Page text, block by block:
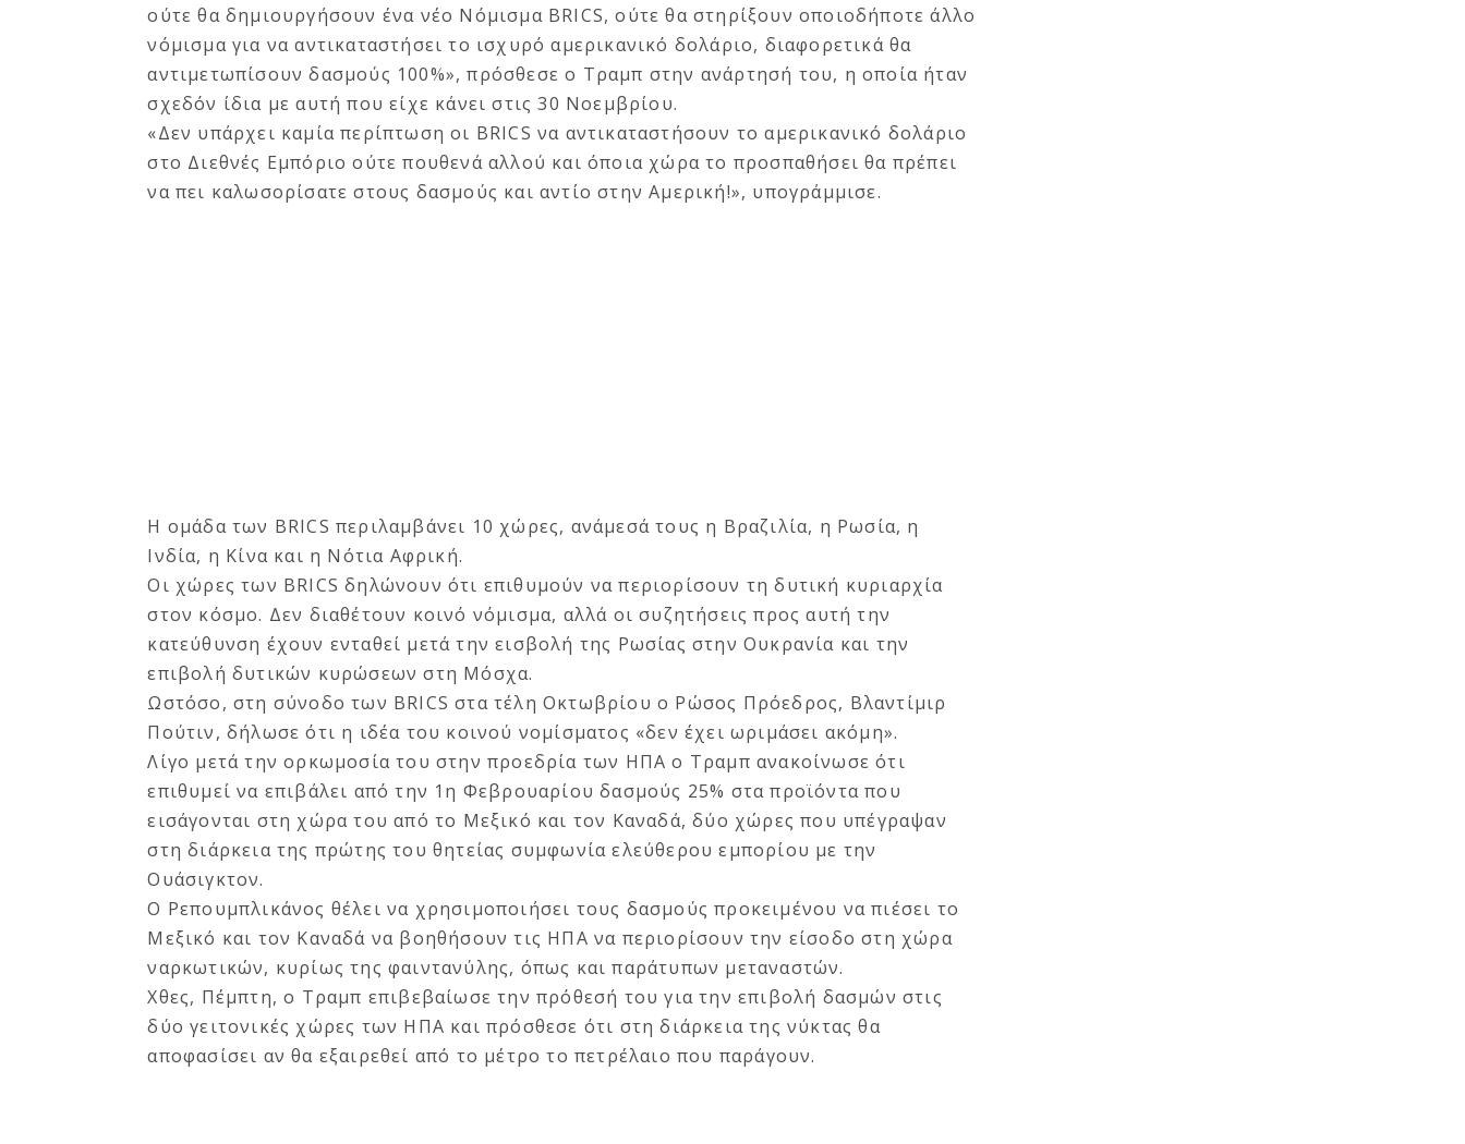
ούτε θα δημιουργήσουν ένα νέο Νόμισμα BRICS, ούτε θα στηρίξουν οποιοδήποτε άλλο
νόμισμα για να αντικαταστήσει το ισχυρό αμερικανικό δολάριο, διαφορετικά θα
αντιμετωπίσουν δασμούς 100%», πρόσθεσε ο Τραμπ στην ανάρτησή του, η οποία ήταν
σχεδόν ίδια με αυτή που είχε κάνει στις 30 Νοεμβρίου.
«Δεν υπάρχει καμία περίπτωση οι BRICS να αντικαταστήσουν το αμερικανικό δολάριο
στο Διεθνές Εμπόριο ούτε πουθενά αλλού και όποια χώρα το προσπαθήσει θα πρέπει
να πει καλωσορίσατε στους δασμούς και αντίο στην Αμερική!», υπογράμμισε.
Η ομάδα των BRICS περιλαμβάνει 10 χώρες, ανάμεσά τους η Βραζιλία, η Ρωσία, η
Ινδία, η Κίνα και η Νότια Αφρική.
Οι χώρες των BRICS δηλώνουν ότι επιθυμούν να περιορίσουν τη δυτική κυριαρχία
στον κόσμο. Δεν διαθέτουν κοινό νόμισμα, αλλά οι συζητήσεις προς αυτή την
κατεύθυνση έχουν ενταθεί μετά την εισβολή της Ρωσίας στην Ουκρανία και την
επιβολή δυτικών κυρώσεων στη Μόσχα.
Ωστόσο, στη σύνοδο των BRICS στα τέλη Οκτωβρίου ο Ρώσος Πρόεδρος, Βλαντίμιρ
Πούτιν, δήλωσε ότι η ιδέα του κοινού νομίσματος «δεν έχει ωριμάσει ακόμη».
Λίγο μετά την ορκωμοσία του στην προεδρία των ΗΠΑ ο Τραμπ ανακοίνωσε ότι
επιθυμεί να επιβάλει από την 1η Φεβρουαρίου δασμούς 25% στα προϊόντα που
εισάγονται στη χώρα του από το Μεξικό και τον Καναδά, δύο χώρες που υπέγραψαν
στη διάρκεια της πρώτης του θητείας συμφωνία ελεύθερου εμπορίου με την
Ουάσιγκτον.
Ο Ρεπουμπλικάνος θέλει να χρησιμοποιήσει τους δασμούς προκειμένου να πιέσει το
Μεξικό και τον Καναδά να βοηθήσουν τις ΗΠΑ να περιορίσουν την είσοδο στη χώρα
ναρκωτικών, κυρίως της φαιντανύλης, όπως και παράτυπων μεταναστών.
Χθες, Πέμπτη, ο Τραμπ επιβεβαίωσε την πρόθεσή του για την επιβολή δασμών στις
δύο γειτονικές χώρες των ΗΠΑ και πρόσθεσε ότι στη διάρκεια της νύκτας θα
αποφασίσει αν θα εξαιρεθεί από το μέτρο το πετρέλαιο που παράγουν.